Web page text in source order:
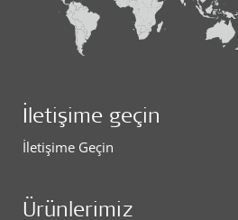
İletişime geçin
İletişime Geçin
Ürünlerimiz